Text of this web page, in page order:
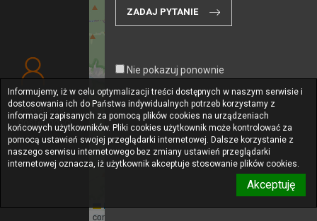
Informujemy, iż w celu optymalizacji treści dostępnych w naszym serwisie i
dostosowania ich do Państwa indywidualnych potrzeb korzystamy z
informacji zapisanych za pomocą plików cookies na urządzeniach
końcowych użytkowników. Pliki cookies użytkownik może kontrolować za
pomocą ustawień swojej przeglądarki internetowej. Dalsze korzystanie z
naszego serwisu internetowego bez zmiany ustawień przeglądarki
internetowej oznacza, iż użytkownik akceptuje stosowanie plików cookies.
Akceptuję
Deklaracja
dostępności
Odnośnik bezpośredni
Leaflet|Map data © OpenStreetMap
contributors
ZADAJ PYTANIE
Nie pokazuj ponownie